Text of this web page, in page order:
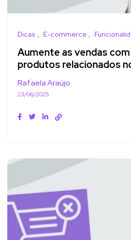
Dicas E-commerce
Aumente as vendas
produtos relacionados
Rafaela Araújo
23/06/2025